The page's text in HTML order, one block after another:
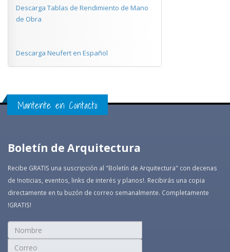
Descarga Tablas de Rendimiento de Mano
de Obra
Descarga Neufert en Español
Mantente en Contacto
Boletín de Arquitectura
Recibe GRATIS una suscripción al "Boletín de Arquitectura" con decenas
de !noticias, eventos, links de interés y planos!. Recibirás una copia
directamente en tu buzón de correo semanalmente. Completamente
!GRATIS!